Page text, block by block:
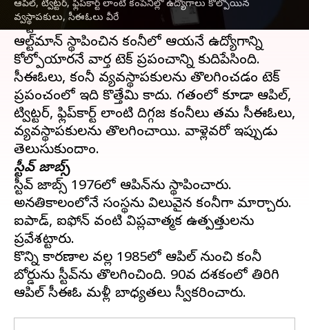
ఆపిల్, ట్విట్టర్, ఫ్లిప్‌కార్ట్ లాంటి కంపెనీల్లో ఉద్యోగాలు కోల్పోయిన
వ్వస్థాపకులు, సీఈఓలు వీరే
ఓపెన్‌ఏఐ(OpenAI) సంస్థ వ్యవస్థాపకుడు సామ్
ఆల్ట్‌మాన్‌ను కంపెనీ సీఈఓ పదవి నుంచి తొలగించారు.
ఆల్ట్‌మాన్‌ స్థాపించిన కంపెనీలో ఆయనే ఉద్యోగాన్ని
కోల్పోయారనే వార్త టెక్ ప్రపంచాన్ని కుదిపేసింది.
సీఈఓలు, కంపెనీ వ్యవస్థాపకులను తొలగించడం టెక్
ప్రపంచంలో ఇది కొత్తేమి కాదు. గతంలో కూడా ఆపిల్,
ట్విట్టర్, ఫ్లిప్‌కార్ట్ లాంటి దిగ్గజ కంపెనీలు తమ సీఈఓలు,
వ్యవస్థాపకులను తొలగించాయి. వాళ్లెవరో ఇప్పుడు
స్టీవ్ జాబ్స్
స్టీవ్ జాబ్స్ 1976లో ఆపిన్‌ను స్థాపించారు.
అనతికాలంలోనే సంస్థను విలువైన కంపెనీగా మార్చారు.
ఐపాడ్, ఐఫోన్ వంటి విప్లవాత్మక ఉత్పత్తులను
ప్రవేశపెట్టారు.
కొన్ని కారణాల వల్ల 1985లో ఆపిల్ నుంచి కంపెనీ
బోర్డును స్టీవ్‌ను తొలగించింది. 90వ దశకంలో తిరిగి